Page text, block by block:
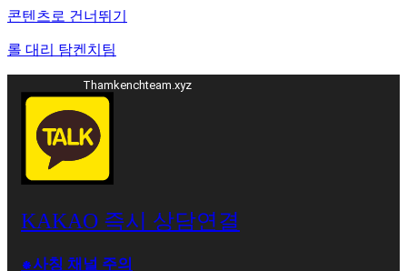
콘텐츠로 건너뛰기
롤 대리 탐켄치팀
Thamkenchteam.xyz
KAKAO 즉시 상담연결
⁕사칭 채널 주의